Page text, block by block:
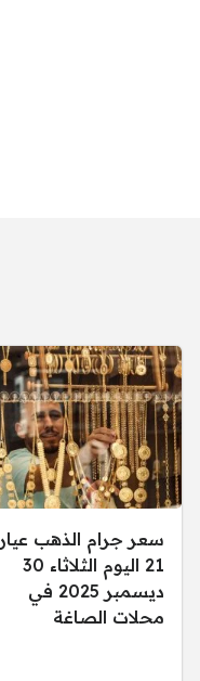
سعر جرام الذهب عيار
21 اليوم الثلاثاء 30
ديسمبر 2025 في
محلات الصاغة